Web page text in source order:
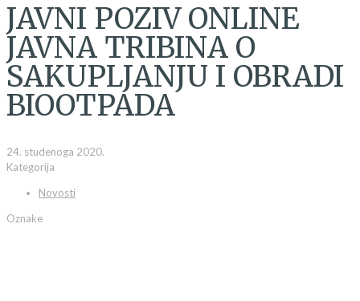
JAVNI POZIV ONLINE
JAVNA TRIBINA O
SAKUPLJANJU I OBRADI
BIOOTPADA
24. studenoga 2020.
Kategorija
Novosti
Oznake